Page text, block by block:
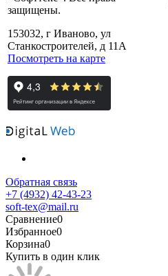
защищены.
153032, г Иваново, ул
Станкостроителей, д 11А
Посмотреть на карте
Обратная связь
+7 (4932) 42-43-23
soft-tex@mail.ru
Сравнение0
Избранное0
Корзина0
Купить в один клик